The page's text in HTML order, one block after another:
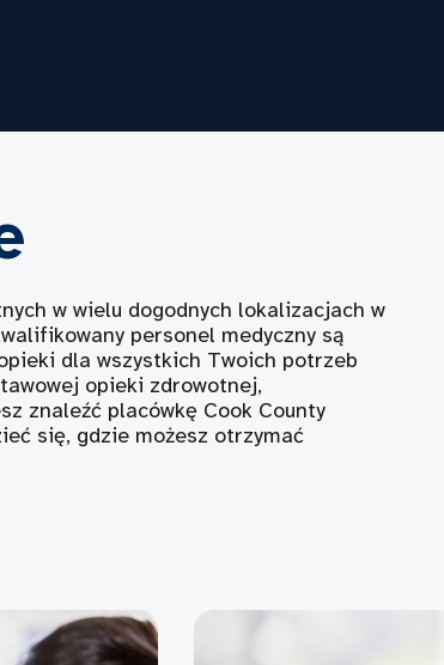
w wielu dogodnych lokalizacjach w
personel medyczny są
dla wszystkich Twoich potrzeb
opieki zdrowotnej,
znaleźć placówkę Cook County
się, gdzie możesz otrzymać